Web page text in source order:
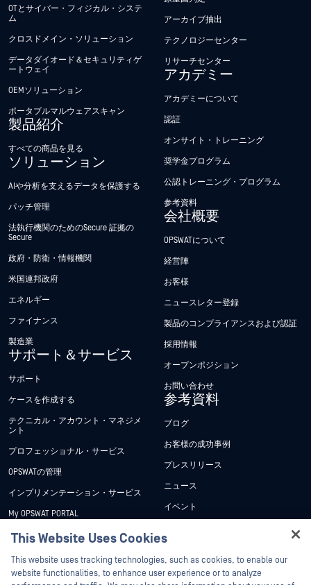
OTとサイバー・フィジカル・システ
ム
クロスドメイン・ソリューション
データダイオード＆セキュリティゲ
ートウェイ
OEMソリューション
ポータブルマルウェアスキャン
製品紹介
すべての商品を見る
ソリューション
AIや分析を支えるデータを保護する
パッチ管理
法執行機関のためのSecure 証拠の
Secure
政府・防衛・情報機関
米国連邦政府
エネルギー
ファイナンス
製造業
サポート＆サービス
サポート
ケースを作成する
テクニカル・アカウント・マネジメ
ント
プロフェッショナル・サービス
OPSWATの管理
インプリメンテーション・サービス
My OPSWAT PORTAL
技術文書
トレーニング
脆弱性対策プログラム
アーカイブ抽出
テクノロジーセンター
リサーチセンター
アカデミー
アカデミーについて
認証
オンサイト・トレーニング
奨学金プログラム
公認トレーニング・プログラム
参考資料
会社概要
OPSWATについて
経営陣
お客様
ニュースレター登録
製品のコンプライアンスおよび認証
採用情報
オープンポジション
お問い合わせ
参考資料
ブログ
お客様の成功事例
プレスリリース
ニュース
イベント
ホワイトペーパー
This Website Uses Cookies
This website uses tracking technologies, such as cookies, to enable our
website functionalities, to enhance user experience or to analyze
Hey there!
I'm Ozzy, your OPSWAT virtual assistant.